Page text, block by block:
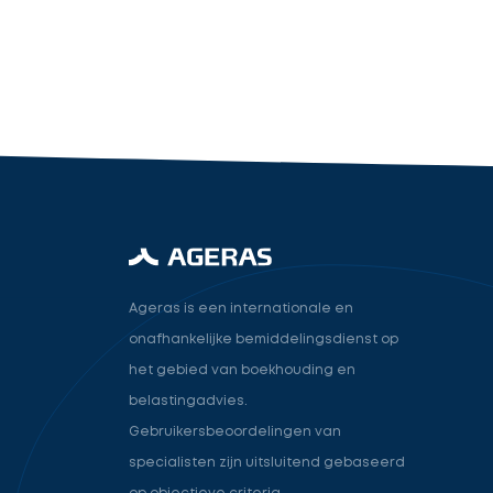
Ageras is een internationale en
onafhankelijke bemiddelingsdienst op
het gebied van boekhouding en
belastingadvies.
Gebruikersbeoordelingen van
specialisten zijn uitsluitend gebaseerd